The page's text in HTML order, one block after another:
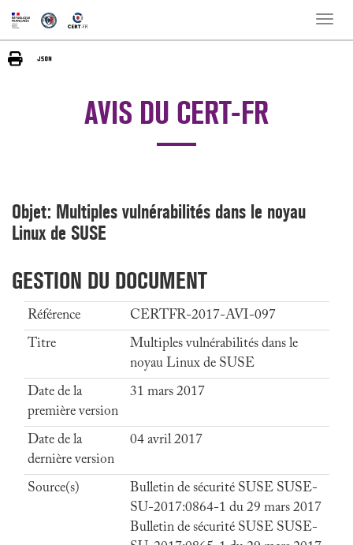
Toggle
AVIS DU CERT-FR
Objet: Multiples vulnérabilités dans le noyau
Linux de SUSE
GESTION DU DOCUMENT
Référence
CERTFR-2017-AVI-097
Titre
Multiples vulnérabilités dans le
noyau Linux de SUSE
Date de la
première version
31 mars 2017
Date de la
dernière version
04 avril 2017
Source(s)
Bulletin de sécurité SUSE SUSE-
SU-2017:0864-1 du 29 mars 2017
Bulletin de sécurité SUSE SUSE-